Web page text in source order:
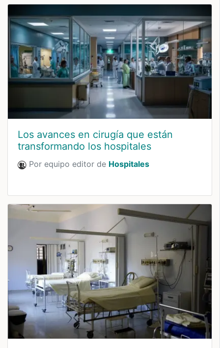
Los avances en cirugía que están
transformando los hospitales
Por equipo editor de Hospitales